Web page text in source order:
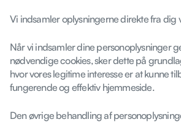
Vi indsamler oplysningerne direkte fra dig
Når vi indsamler dine personoplysninger
nødvendige cookies, sker dette på
hvor vores legitime interesse er at kunne
fungerende og effektiv hjemmeside.
Den øvrige behandling af